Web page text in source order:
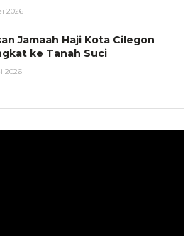
2026
Jamaah Haji Kota Cilegon
ke Tanah Suci
2026